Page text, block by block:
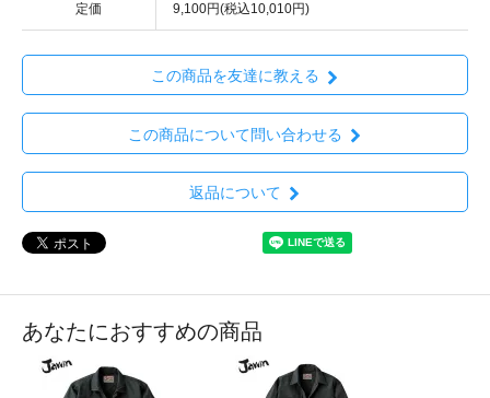
定価 9,100円(税込10,010円)
この商品を友達に教える
この商品について問い合わせる
返品について
あなたにおすすめの商品